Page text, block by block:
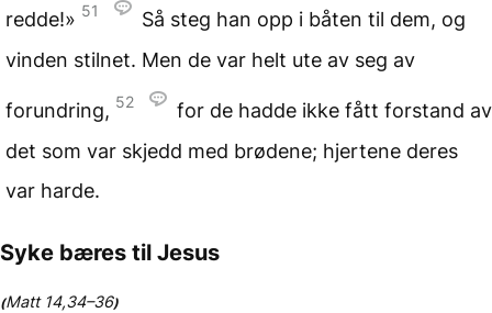
redde!» 51
Så steg han opp i båten til dem, og
vinden stilnet. Men de var helt ute av seg av
forundring, 52
for de hadde ikke fått forstand av
det som var skjedd med brødene; hjertene deres
var harde.
Syke bæres til Jesus
(Matt 14,34–36)